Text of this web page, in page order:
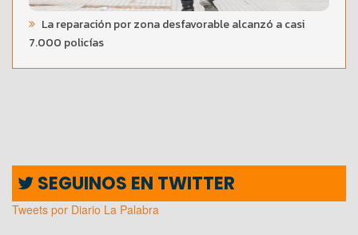
La reparación por zona desfavorable alcanzó a casi
7.000 policías
SEGUINOS EN TWITTER
Tweets por Diario La Palabra